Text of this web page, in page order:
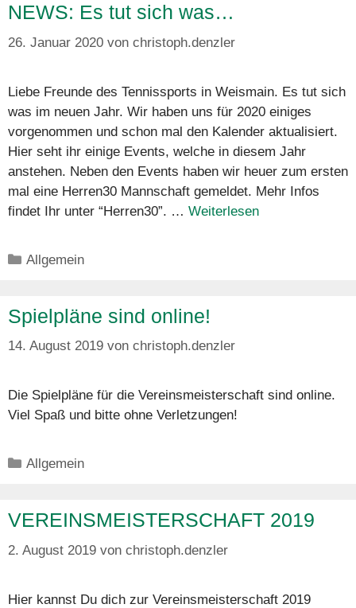
NEWS: Es tut sich was…
26. Januar 2020 von christoph.denzler
Liebe Freunde des Tennissports in Weismain. Es tut sich
was im neuen Jahr. Wir haben uns für 2020 einiges
vorgenommen und schon mal den Kalender aktualisiert.
Hier seht ihr einige Events, welche in diesem Jahr
anstehen. Neben den Events haben wir heuer zum ersten
mal eine Herren30 Mannschaft gemeldet. Mehr Infos
findet Ihr unter “Herren30”. … Weiterlesen
Kategorien
Allgemein
Spielpläne sind online!
14. August 2019 von christoph.denzler
Die Spielpläne für die Vereinsmeisterschaft sind online.
Viel Spaß und bitte ohne Verletzungen!
Kategorien
Allgemein
VEREINSMEISTERSCHAFT 2019
2. August 2019 von christoph.denzler
Hier kannst Du dich zur Vereinsmeisterschaft 2019